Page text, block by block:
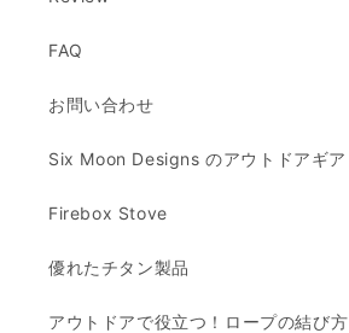
FAQ
お問い合わせ
Six Moon Designs のアウトドアギア
Firebox Stove
優れたチタン製品
アウトドアで役立つ！ロープの結び方